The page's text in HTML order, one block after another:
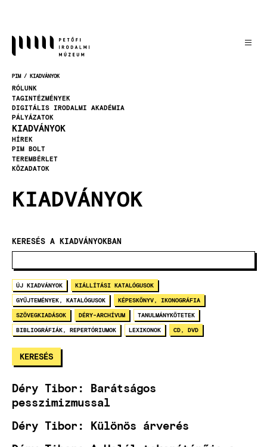
MORZSA
PIM KIADVÁNYOK
RÓLUNK
TAGINTÉZMÉNYEK
DIGITÁLIS IRODALMI AKADÉMIA
PÁLYÁZATOK
KIADVÁNYOK
HÍREK
PIM BOLT
TEREMBÉRLET
KÖZADATOK
KIADVÁNYOK
KERESÉS A KIADVÁNYOKBAN
ÚJ KIADVÁNYOK KIÁLLÍTÁSI KATALÓGUSOK
GYŰJTEMÉNYEK, KATALÓGUSOK KÉPESKÖNYV, IKONOGRÁFIA
SZÖVEGKIADÁSOK DÉRY-ARCHÍVUM TANULMÁNYKÖTETEK
BIBLIOGRÁFIÁK, REPERTÓRIUMOK LEXIKONOK CD, DVD
Déry Tibor: Barátságos
pesszimizmussal
Déry Tibor: Különös árverés